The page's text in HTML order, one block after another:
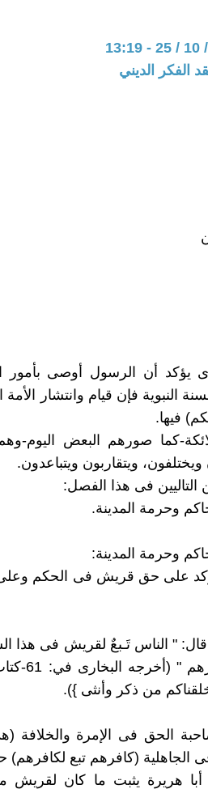
الفكر الديني
يؤكد أن الرسول أوصى بأمور
النبوية فإن قيام وانتشار الأمة
فيها.
كما صورهم البعض اليوم-
ويتقاربون ويتباعدون.
فى هذا الفصل:
وحرمة المدينة.
وحرمة المدينة:
على حق قريش فى الحكم
" الناس تَـبعٌ لقريش فى هذا
خلقناكم من ذكر وأنثى }).
الحق فى الإمرة والخلافة
الجاهلية (كافرهم تبع
أبا هريرة يثبت ما كان لقريش